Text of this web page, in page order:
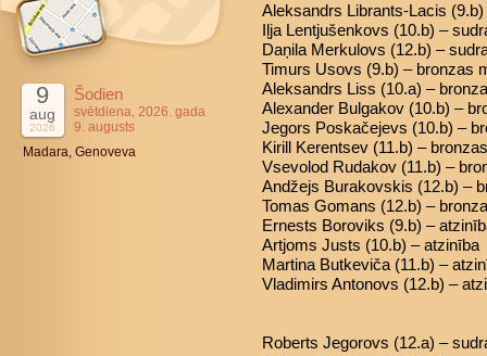
9
aug
2026
Šodien
svētdiena, 2026. gada
9. augusts
Madara, Genoveva
Aleksandrs Librants-Lacis
Iļja Lentjušenkovs (10.b) –
Daņila Merkulovs (12.b) –
Timurs Usovs (9.b) – bronzas
Aleksandrs Liss (10.a) –
Alexander Bulgakov (10.b) –
Jegors Poskačejevs (10.b) –
Kirill Kerentsev (11.b) –
Vsevolod Rudakov (11.b) –
Andžejs Burakovskis (12.b) –
Tomas Gomans (12.b) –
Ernests Boroviks (9.b) –
Artjoms Justs (10.b) – atzinība
Martina Butkeviča (11.b) –
Vladimirs Antonovs (12.b) –
Roberts Jegorovs (12.a) –